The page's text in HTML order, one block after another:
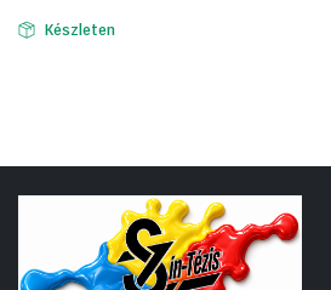
Készleten